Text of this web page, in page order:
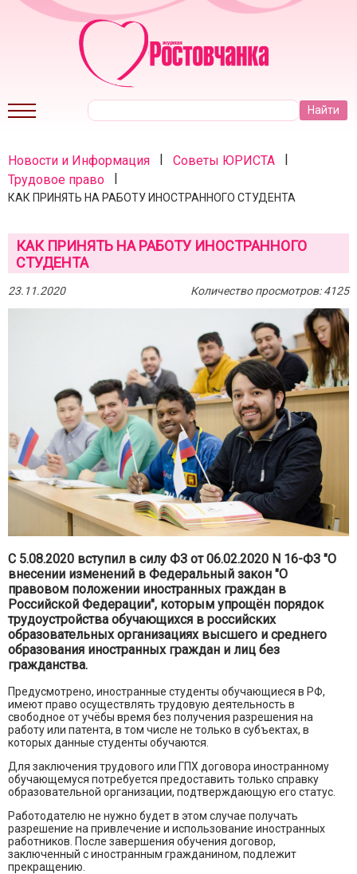
Новости и Информация | Советы ЮРИСТА |
Трудовое право |
КАК ПРИНЯТЬ НА РАБОТУ ИНОСТРАННОГО СТУДЕНТА
КАК ПРИНЯТЬ НА РАБОТУ ИНОСТРАННОГО
СТУДЕНТА
23.11.2020 Количество просмотров: 4125
C 5.08.2020 вступил в силу ФЗ от 06.02.2020 N 16-ФЗ "О
внесении изменений в Федеральный закон "О
правовом положении иностранных граждан в
Российской Федерации", которым упрощён порядок
трудоустройства обучающихся в российских
образовательных организациях высшего и среднего
образования иностранных граждан и лиц без
гражданства.
Предусмотрено, иностранные студенты обучающиеся в РФ,
имеют право осуществлять трудовую деятельность в
свободное от учёбы время без получения разрешения на
работу или патента, в том числе не только в субъектах, в
которых данные студенты обучаются.
Для заключения трудового или ГПХ договора иностранному
обучающемуся потребуется предоставить только справку
образовательной организации, подтверждающую его статус.
Работодателю не нужно будет в этом случае получать
разрешение на привлечение и использование иностранных
работников. После завершения обучения договор,
заключенный с иностранным гражданином, подлежит
прекращению.